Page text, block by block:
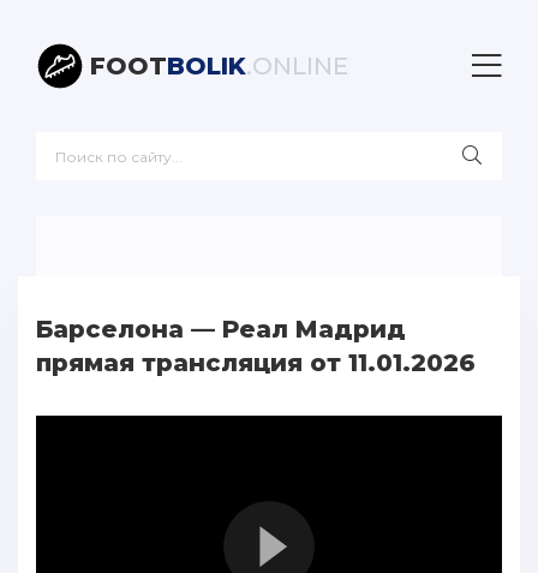
FOOTBOLIK.ONLINE
Барселона — Реал Мадрид
прямая трансляция от 11.01.2026